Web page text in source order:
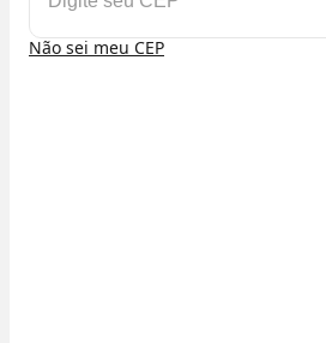
Não sei meu CEP